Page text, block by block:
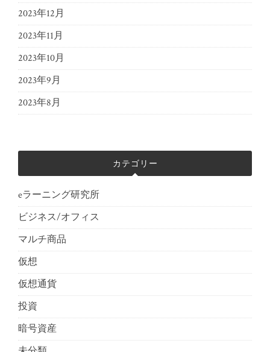
2023年12月
2023年11月
2023年10月
2023年9月
2023年8月
カテゴリー
eラーニング研究所
ビジネス/オフィス
マルチ商品
仮想
仮想通貨
投資
暗号資産